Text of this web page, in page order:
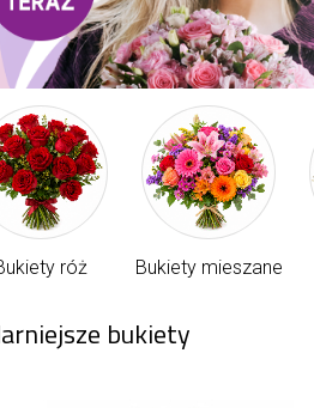
róż Bukiety mieszane
bukiety